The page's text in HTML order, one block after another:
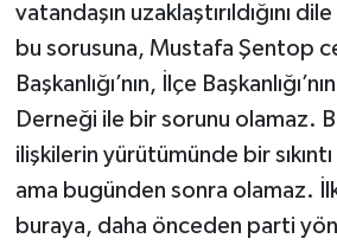
vatandaşın uzaklaştırıldığını
bu sorusuna, Mustafa Şentop
Başkanlığı’nın, İlçe
Derneği ile bir sorunu olamaz.
ilişkilerin yürütümünde bir
ama bugünden sonra olamaz.
buraya, daha önceden parti